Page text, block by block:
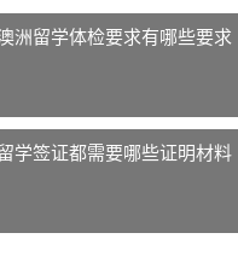
洲留学体检要求有哪些要求
学签证都需要哪些证明材料